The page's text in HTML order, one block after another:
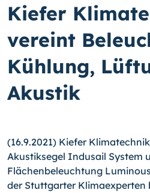
Kiefer
vereint
Kühlung,
Akustik
(16.9.2021) Kiefer
Akustiksegel Indusail System
Flächenbeleuchtung
der Stuttgarter Klimaexperten